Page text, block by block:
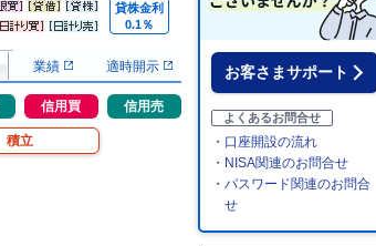
貸株金利
0.1％
業績 適時開示
信用買 信用売
積立
お客さまサポート
よくあるお問合せ
・口座開設の流れ
・NISA関連のお問合せ
・パスワード関連のお問合
せ